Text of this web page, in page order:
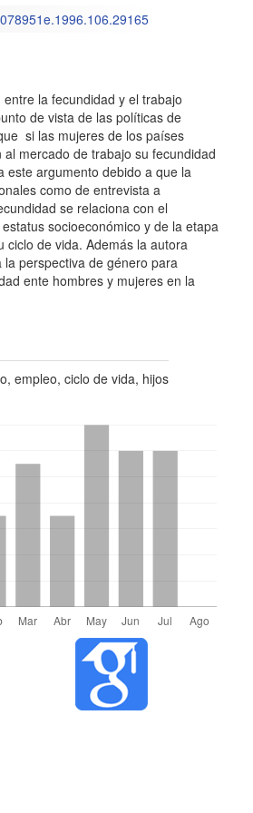
la fecundidad y el trabajo
de vista de las políticas de
si las mujeres de los países
mercado de trabajo su fecundidad
este argumento debido a que la
como de entrevista a
se relaciona con el
socioeconómico y de la etapa
de vida. Además la autora
perspectiva de género para
ente hombres y mujeres en la
empleo, ciclo de vida, hijos